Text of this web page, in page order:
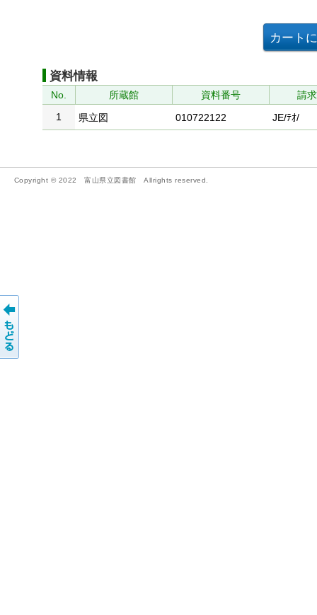
資料情報
No. 所蔵館 資料番号
請
1
県立図 010722122 JE/ﾃｵ/
Copyright © 2022 富山県立図書館 Allrights reserved.